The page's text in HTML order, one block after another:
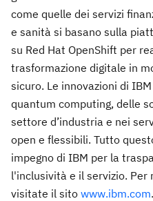
come quelle dei servizi
e sanità si basano sulla
su Red Hat OpenShift per
trasformazione digitale in
sicuro. Le innovazioni di
quantum computing, delle
settore d’industria e nei
open e flessibili. Tutto
impegno di IBM per la
l'inclusività e il servizio. Per
visitate il sito www.ibm.com.